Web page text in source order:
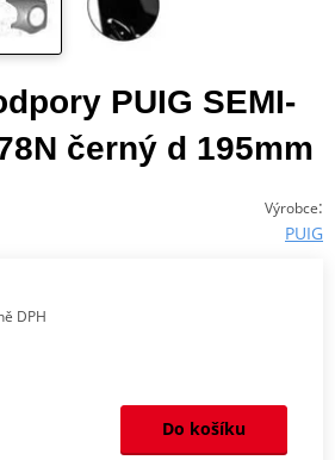
PUIG SEMI-
černý d 195mm
Výrobce:
PUIG
DPH
Do košíku